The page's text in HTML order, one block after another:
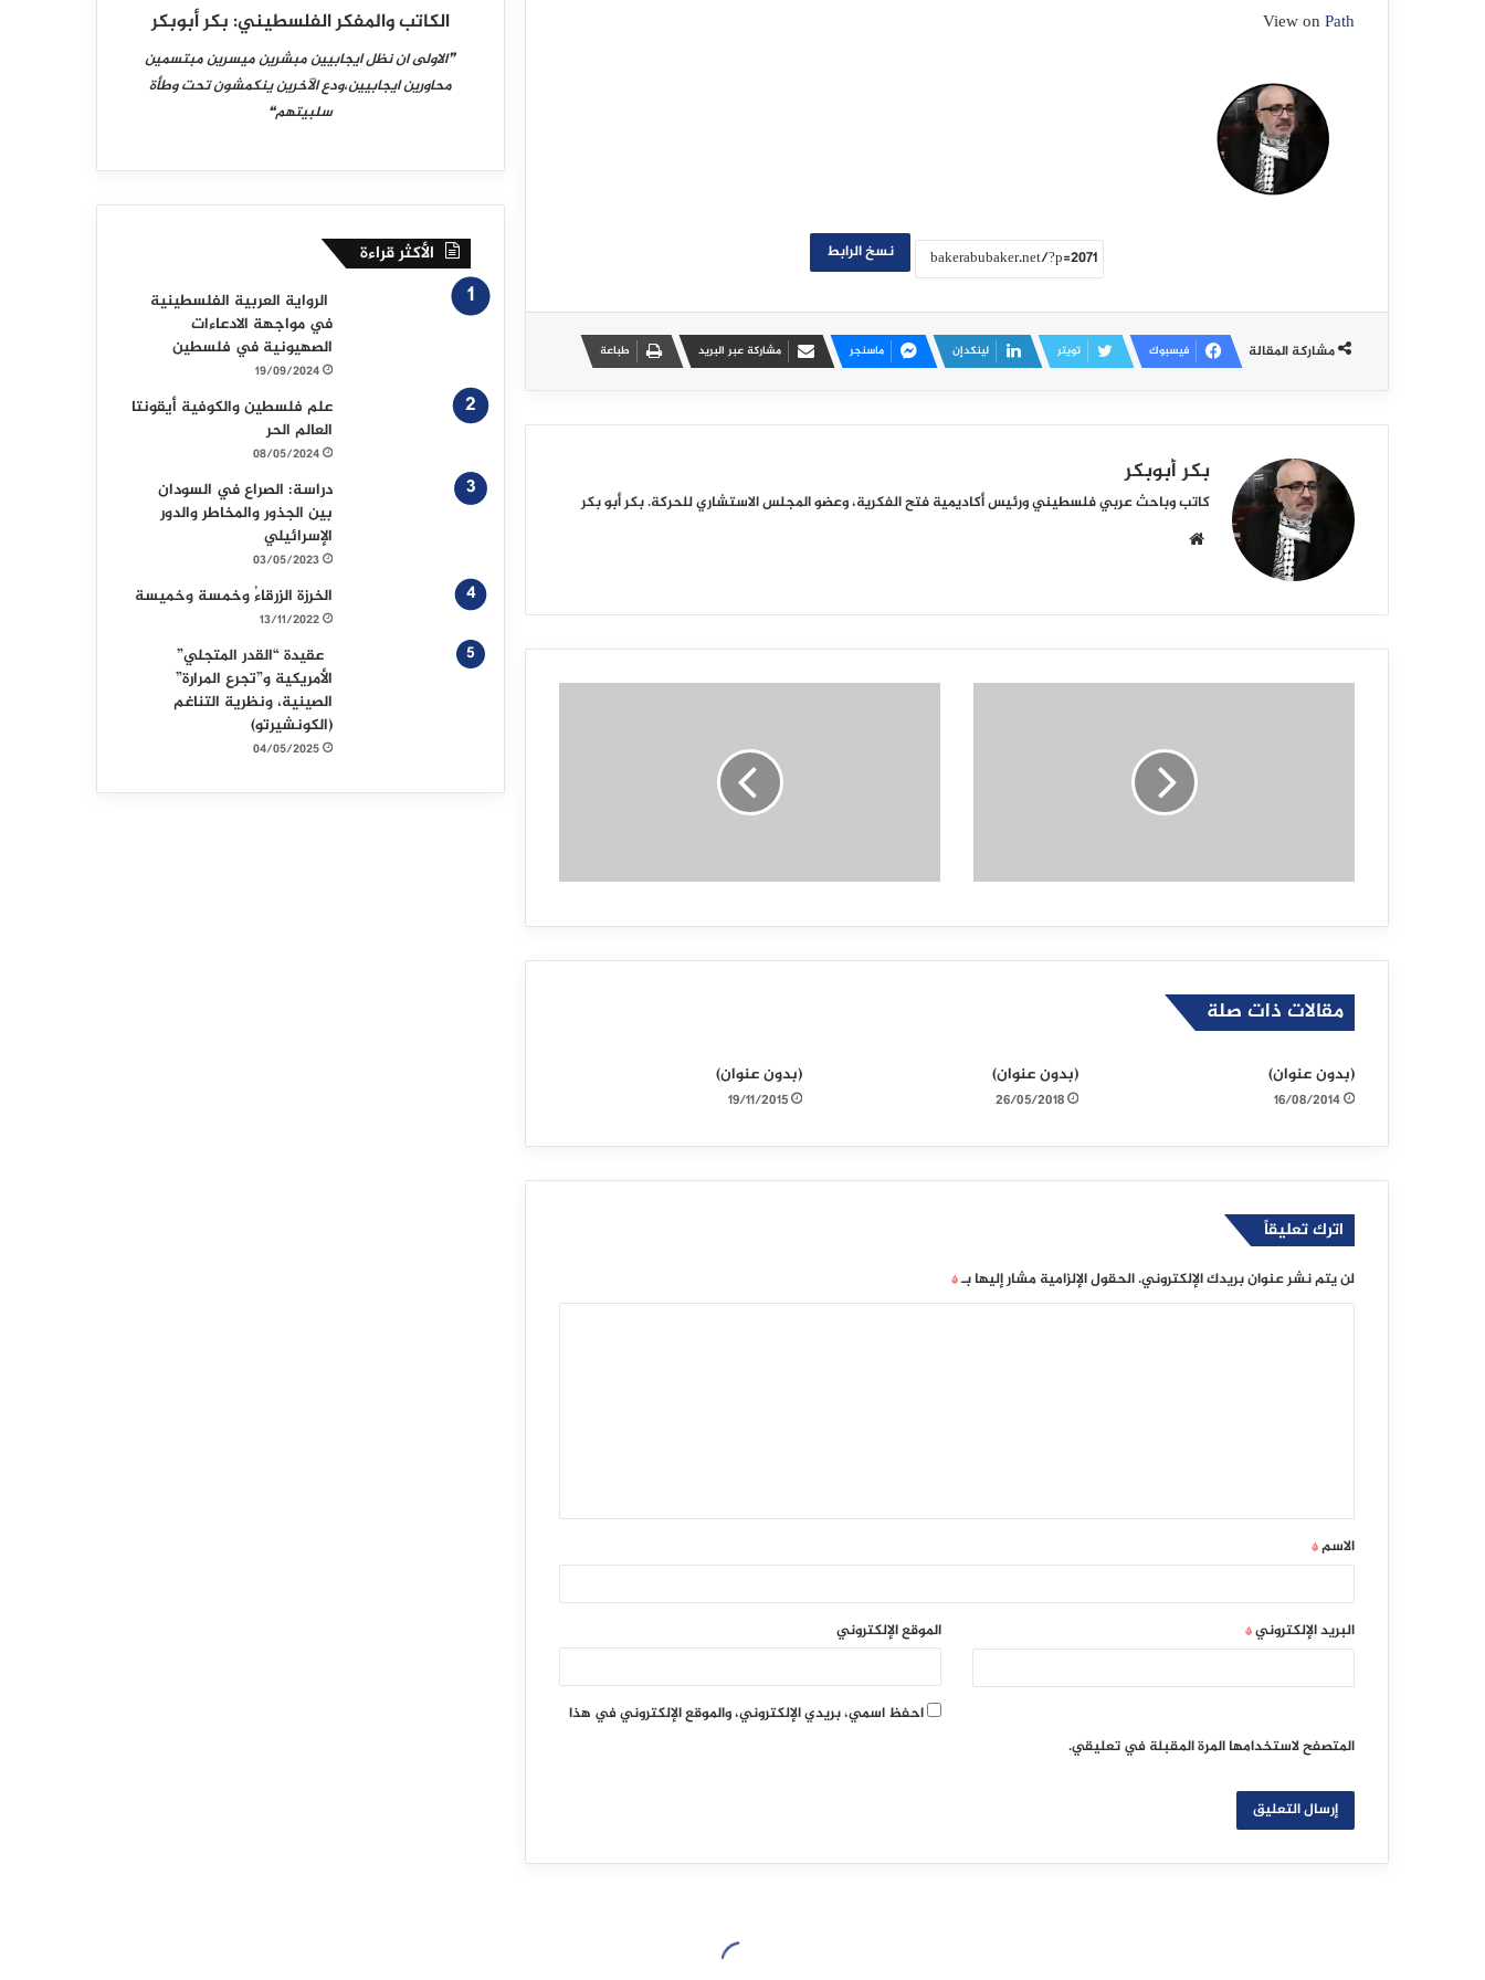
View on Path
نسخ الرابط
مشاركة المقالة فيسبوك تويتر لينكدإن ماسنجر مشاركة عبر البريد طباعة
بكر أبوبكر
كاتب وباحث عربي فلسطيني ورئيس أكاديمية فتح الفكرية، وعضو المجلس الاستشاري للحركة. بكر أبو بكر
ع
ا
ب
مقالات ذات صلة
(بدون عنوان)
16/08/2014
(بدون عنوان)
26/05/2018
(بدون عنوان)
19/11/2015
اترك تعليقاً
لن يتم نشر عنوان بريدك الإلكتروني.الحقول الإلزامية مشار إليها بـ*
ق
*
الاسم*
البريد الإلكتروني* الموقع الإلكتروني
احفظ اسمي، بريدي الإلكتروني، والموقع الإلكتروني في هذا
المتصفح لاستخدامها المرة المقبلة في تعليقي.
الكاتب والمفكر الفلسطيني: بكر أبوبكر
❞الاولى ان نظل ايجابيين مبشرين ميسرين مبتسمين
محاورين ايجابيين،ودع الآخرين ينكمشون تحت وطأة
سلبيتهم❝
الأكثر قراءة
الرواية العربية الفلسطينية
في مواجهة الادعاءات
الصهيونية في فلسطين
19/09/2024
علم فلسطين والكوفية أيقونتا
العالم الحر
08/05/2024
دراسة: الصراع في السودان
بين الجذور والمخاطر والدور
الإسرائيلي
03/05/2023
الخرزة الزرقاءُ وخمسة وخميسة
13/11/2022
عقيدة “القدر المتجلي”
الأمريكية و”تجرع المرارة”
الصينية، ونظرية التناغم
(الكونشيرتو)
04/05/2025